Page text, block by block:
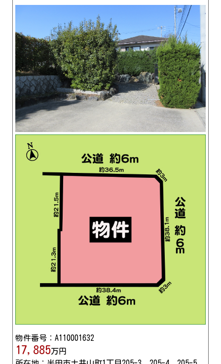
物件番号：A110001632
17,885万円